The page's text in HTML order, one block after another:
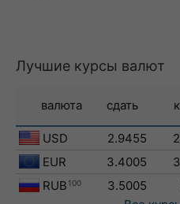
Лучшие курсы валют
валюта сдать
USD 2.9455
EUR
3.4005
RUB 100 3.5005